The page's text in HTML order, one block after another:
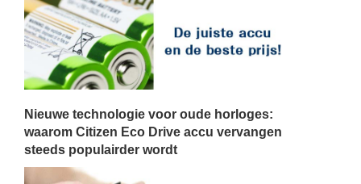
Nieuwe technologie voor oude horloges:
waarom Citizen Eco Drive accu vervangen
steeds populairder wordt